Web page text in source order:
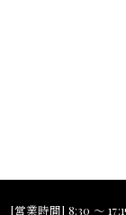
[営業時間] 8:30 ～